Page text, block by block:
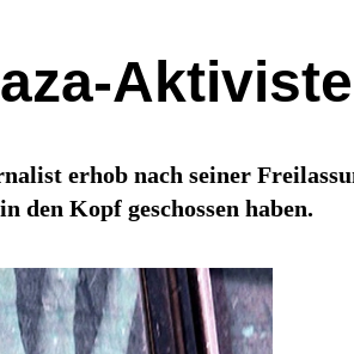
erhob nach seiner
Kopf geschossen haben.